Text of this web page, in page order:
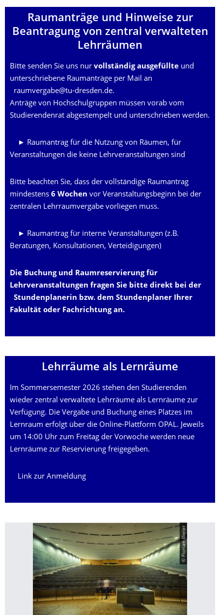
Raumanträge und Hinweise zur
Beantragung von zentral verwalteten
Lehrräumen
Bitte senden Sie uns nur vollständig ausgefüllte und
unterschriebene Raumanträge per Mail an
raumvergabe@tu-dresden.de.
Anträge von Hochschulgruppen müssen vorab vom
Studierendenrat abgestempelt und unterschrieben werden.
► Raumantrag für die Nutzung von Räumen, für
Veranstaltungen die keine Lehrveranstaltungen sind
Bitte beachten Sie, dass der vollständige Raumantrag
mindestens 6 Wochen vor Veranstaltungsbeginn bei der
zentralen Lehrraumvergabe vorliegen muss.
► Raumantrag für interne Veranstaltungen (z.B.
Beratungen, Konsultationen, Verteidigungen)
Die Buchung und Raumreservierung für
Lehrveranstaltungen fragen Sie bitte direkt bei der
Stundenplanerin bzw. dem StundenplanerIhrer
Fakultät oder Fachrichtung an.
Lehrräume als Lernräume
Im Sommersemester 2026 stehen den Studierenden
wieder zentral verwaltete Lehrräume als Lernräume zur
Verfügung. Die Vergabe und Buchung eines Platzes im
Lernraum erfolgt über die Online-Plattform OPAL. Jeweils
um 14:00 Uhr zum Freitag der Vorwoche werden neue
Lernräume zur Reservierung freigegeben.
Link zur Anmeldung
© Florian Bieler